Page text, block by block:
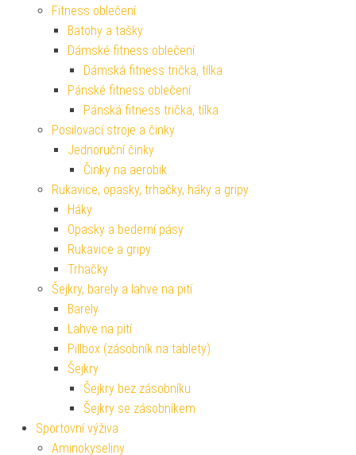
Fitness oblečení
Batohy a tašky
Dámské fitness oblečení
Dámská fitness trička, tílka
Pánské fitness oblečení
Pánská fitness trička, tílka
Posilovací stroje a činky
Jednoruční činky
Činky na aerobik
Rukavice, opasky, trhačky, háky a gripy
Háky
Opasky a bederní pásy
Rukavice a gripy
Trhačky
Šejkry, barely a lahve na pití
Barely
Lahve na pití
Pillbox (zásobník na tablety)
Šejkry
Šejkry bez zásobníku
Šejkry se zásobníkem
Sportovní výživa
Aminokyseliny